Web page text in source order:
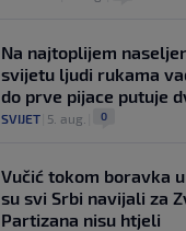
Na najtoplijem
svijetu ljudi rukama
do prve pijace putuje
SVIJET 5. aug. 0
Vučić tokom boravka
su svi Srbi navijali za
Partizana nisu htjeli